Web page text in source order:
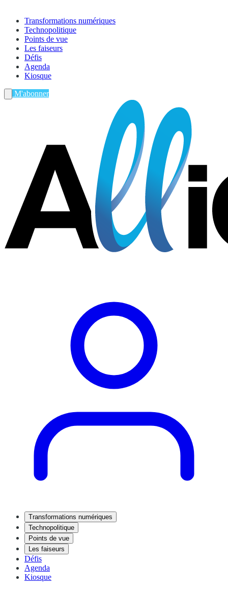
Transformations numériques
Technopolitique
Points de vue
Les faiseurs
Défis
Agenda
Kiosque
M'abonner
Transformations numériques
Technopolitique
Points de vue
Les faiseurs
Défis
Agenda
Kiosque